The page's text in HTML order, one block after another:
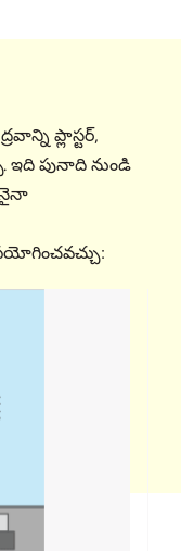
ప్లాస్టర్,
ఇది పునాది నుండి